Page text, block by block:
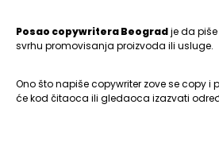
Posao copywritera Beogradje da
svrhu promovisanja proizvoda ili usluge.
Ono što napiše copywriter zove se copy i
će kod čitaoca ili gledaoca izazvati